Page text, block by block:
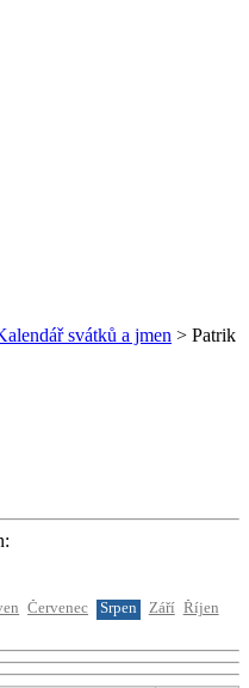
svátků a jmen > Patrik
Červenec Srpen Září Říjen